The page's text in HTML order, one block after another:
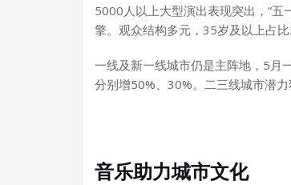
5000人以上大型演出表现突出，“五
擎。观众结构多元，35岁及以上占
一线及新一线城市仍是主阵地，5月
分别增50%、30%。二三线城市潜力
音乐助力城市文化